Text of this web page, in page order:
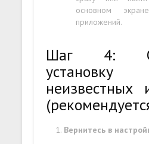
основном
приложений.
Шаг 4:
неизвестных
Вернитесь в